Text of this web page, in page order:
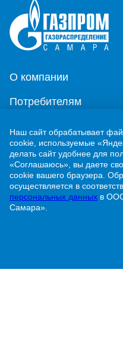
О компании
Потребителям
Контакты
Учебно-методический
г. Жигулевск, ул.
Наш сайт обрабатывает
cookie, используемые
делать сайт удобнее для
«Соглашаюсь», вы даете
cookie вашего браузера.
осуществляется в
персональных данных в
Самара».